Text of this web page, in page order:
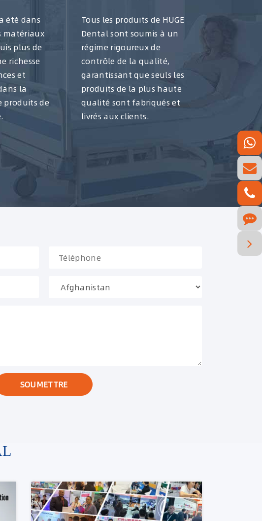
été dans
matériaux
plus de
richesse
et
la
produits de
Tous les produits de HUGE
Dental sont soumis à un
régime rigoureux de
contrôle de la qualité,
garantissant que seuls les
produits de la plus haute
qualité sont fabriqués et
livrés aux clients.
SOUMETTRE